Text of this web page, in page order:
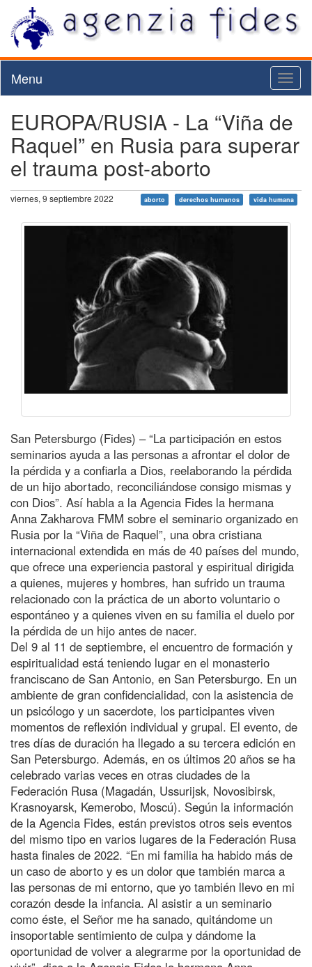
Menu
EUROPA/RUSIA - La “Viña de
Raquel” en Rusia para superar
el trauma post-aborto
viernes, 9 septiembre 2022 aborto derechos humanos vida humana
San Petersburgo (Fides) – “La participación en estos
seminarios ayuda a las personas a afrontar el dolor de
la pérdida y a confiarla a Dios, reelaborando la pérdida
de un hijo abortado, reconciliándose consigo mismas y
con Dios”. Así habla a la Agencia Fides la hermana
Anna Zakharova FMM sobre el seminario organizado en
Rusia por la “Viña de Raquel”, una obra cristiana
internacional extendida en más de 40 países del mundo,
que ofrece una experiencia pastoral y espiritual dirigida
a quienes, mujeres y hombres, han sufrido un trauma
relacionado con la práctica de un aborto voluntario o
espontáneo y a quienes viven en su familia el duelo por
la pérdida de un hijo antes de nacer.
Del 9 al 11 de septiembre, el encuentro de formación y
espiritualidad está teniendo lugar en el monasterio
franciscano de San Antonio, en San Petersburgo. En un
ambiente de gran confidencialidad, con la asistencia de
un psicólogo y un sacerdote, los participantes viven
momentos de reflexión individual y grupal. El evento, de
tres días de duración ha llegado a su tercera edición en
San Petersburgo. Además, en os últimos 20 años se ha
celebrado varias veces en otras ciudades de la
Federación Rusa (Magadán, Ussurijsk, Novosibirsk,
Krasnoyarsk, Kemerobo, Moscú). Según la información
de la Agencia Fides, están previstos otros seis eventos
del mismo tipo en varios lugares de la Federación Rusa
hasta finales de 2022. “En mi familia ha habido más de
un caso de aborto y es un dolor que también marca a
las personas de mi entorno, que yo también llevo en mi
corazón desde la infancia. Al asistir a un seminario
como éste, el Señor me ha sanado, quitándome un
insoportable sentimiento de culpa y dándome la
oportunidad de volver a alegrarme por la oportunidad de